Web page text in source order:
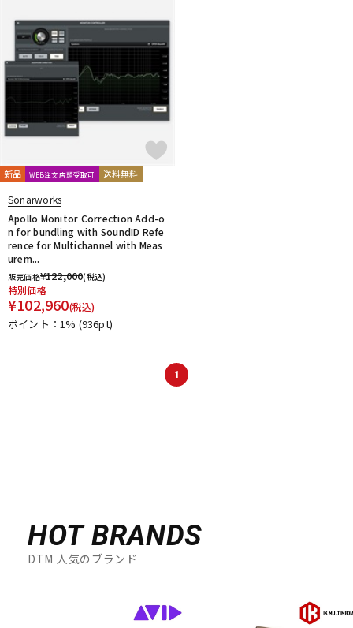
新品 WEB注文店頭受取可 送料無料
Sonarworks
Apollo Monitor Correction Add-o
n for bundling with SoundID Refe
rence for Multichannel with Meas
urem...
販売価格¥122,000(税込)
特別価格
¥102,960(税込)
ポイント：1% (936pt)
1
HOT BRANDS
DTM 人気のブランド